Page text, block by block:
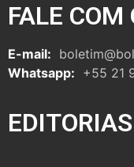
FALE COM
E-mail:
Whatsapp: +55 21
EDITORIAS